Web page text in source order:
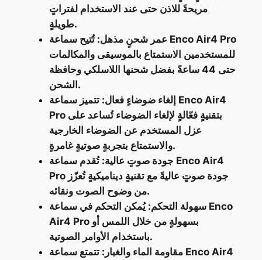
مريحةً للاذن حتى عند الاستخدام لفتراتٍ
طويلةٍ.
عمر شحنٍ مذهل: تُتيح سماعة Enco Air4 Pro
للمستخدمين الاستمتاع بالموسيقى والمكالمات
حتى 44 ساعةً بفضل شحنها اللاسلكي وحافظة
الشحن.
إلغاء ضوضاءٍ فعال: تتميز سماعة Enco Air4
Pro بتقنيةٍ فعّالةٍ لإلغاء الضوضاء تُساعد على
عزل المستخدم عن الضوضاء الخارجية
والاستمتاع بتجربةٍ صوتيةٍ غامرةٍ.
جودة صوتٍ عالية: تُقدم سماعة Enco Air4
Pro جودة صوتٍ عاليةً مع تقنيةٍ ديناميكيةٍ تُعزّز
من وضوح الصوت ونقائه.
سهولة التحكم: يُمكن التحكم في سماعة Enco
Air4 Pro بسهولةٍ من خلال اللمس أو
باستخدام الأوامر الصوتية.
مقاومة الماء والغبار: تتمتع سماعة Enco Air4